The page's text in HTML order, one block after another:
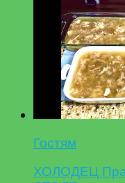
Гостям
ХОЛОДЕЦ